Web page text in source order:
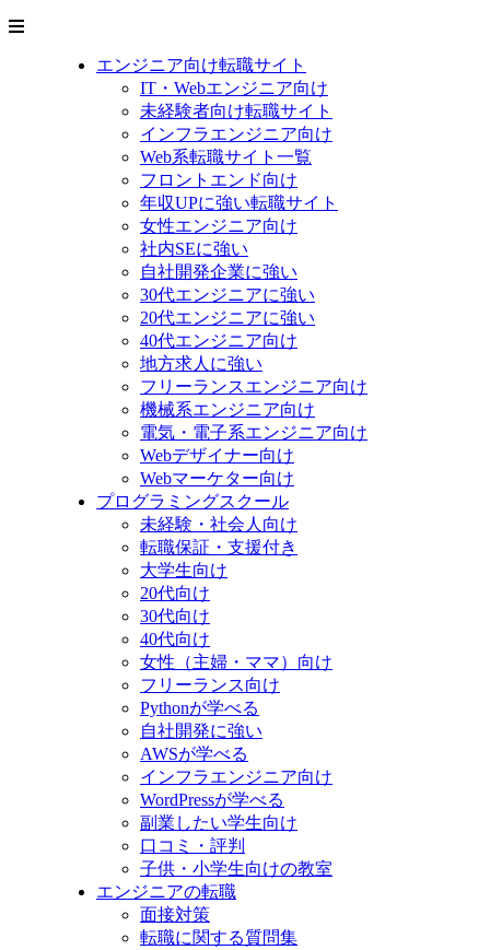
エンジニア向け転職サイト
IT・Webエンジニア向け
未経験者向け転職サイト
インフラエンジニア向け
Web系転職サイト一覧
フロントエンド向け
年収UPに強い転職サイト
女性エンジニア向け
社内SEに強い
自社開発企業に強い
30代エンジニアに強い
20代エンジニアに強い
40代エンジニア向け
地方求人に強い
フリーランスエンジニア向け
機械系エンジニア向け
電気・電子系エンジニア向け
Webデザイナー向け
Webマーケター向け
プログラミングスクール
未経験・社会人向け
転職保証・支援付き
大学生向け
20代向け
30代向け
40代向け
女性（主婦・ママ）向け
フリーランス向け
Pythonが学べる
自社開発に強い
AWSが学べる
インフラエンジニア向け
WordPressが学べる
副業したい学生向け
口コミ・評判
子供・小学生向けの教室
エンジニアの転職
面接対策
転職に関する質問集